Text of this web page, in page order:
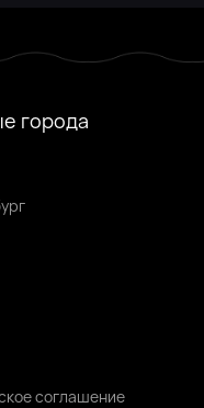
города
соглашение